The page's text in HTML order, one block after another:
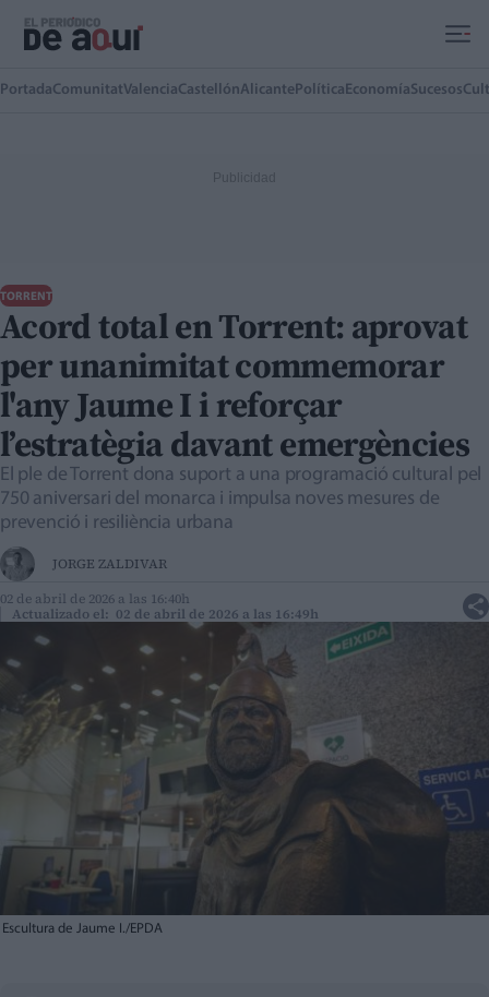
PortadaComunitatValenciaCastellónAlicante Política EconomíaSucesos
TORRENT
Acord total en Torrent: aprovat
per unanimitat commemorar
l'any Jaume I i reforçar
l’estratègia davant emergències
El ple de Torrent dona suport a una programació cultural pel
750 aniversari del monarca i impulsa noves mesures de
prevenció i resiliència urbana
JORGE ZALDIVAR
02 de abril de 2026 a las 16:40h
Actualizado el: 02 de abril de 2026 a las 16:49h
Escultura de Jaume I./EPDA